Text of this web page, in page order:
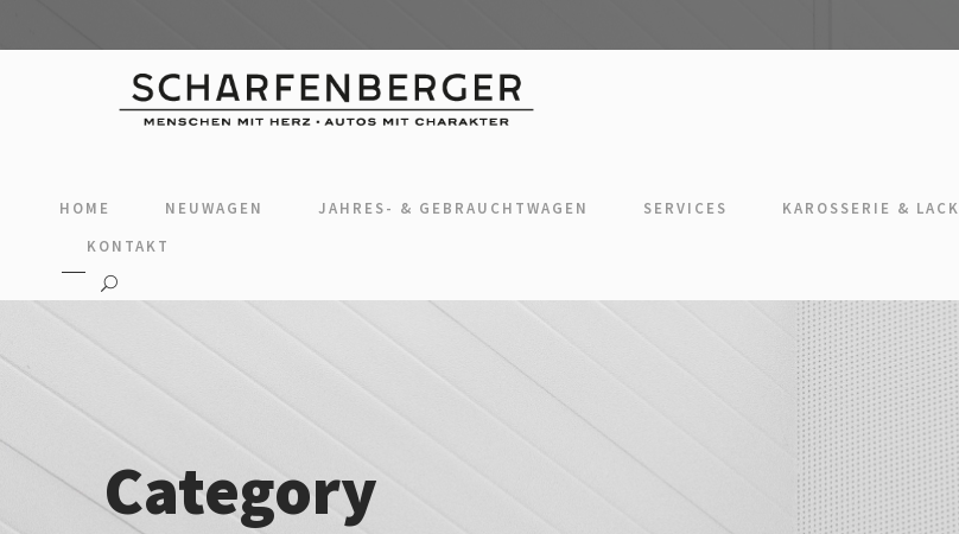
HOME NEUWAGEN JAHRES- & GEBRAUCHTWAGEN SERVICES KAROSSERIE &
KONTAKT
Category